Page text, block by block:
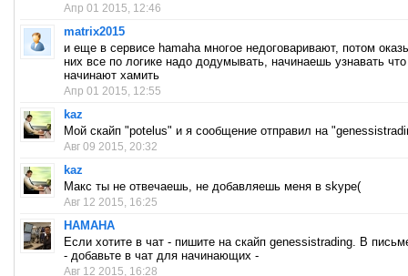
Апр 01 2015, 12:46
matrix2015
и еще в сервисе hamaha многое недоговаривают, потом
них все по логике надо додумывать, начинаешь узнавать что
начинают хамить
Апр 01 2015, 12:55
kaz
Мой скайп "potelus" и я сообщение отправил на
Авг 09 2015, 20:32
kaz
Макс ты не отвечаешь, не добавляешь меня в skype(
Авг 12 2015, 16:25
HAMAHA
Если хотите в чат - пишите на скайп genessistrading. В
- добавьте в чат для начинающих -
Авг 12 2015, 16:28